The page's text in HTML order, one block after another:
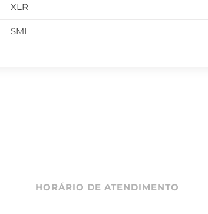
XLR
SMI
HORÁRIO DE ATENDIMENTO